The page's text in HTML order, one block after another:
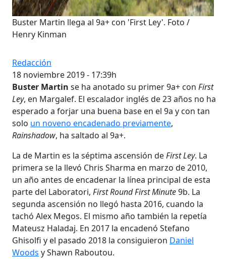
Buster Martin llega al 9a+ con 'First Ley'. Foto /
Henry Kinman
Redacción
18 noviembre 2019 - 17:39h
Buster Martin se ha anotado su primer 9a+ con First
Ley, en Margalef. El escalador inglés de 23 años no ha
esperado a forjar una buena base en el 9a y con tan
solo un noveno encadenado previamente,
Rainshadow, ha saltado al 9a+.
La de Martin es la séptima ascensión deFirst Ley. La
primera se la llevó Chris Sharma en marzo de 2010,
un año antes de encadenar la línea principal de esta
parte del Laboratori, First Round First Minute9b. La
segunda ascensión no llegó hasta 2016, cuando la
tachó Alex Megos. El mismo año también la repetía
Mateusz Haladaj. En 2017 la encadenó Stefano
Ghisolfi y el pasado 2018 la consiguieron Daniel
Woods y Shawn Raboutou.